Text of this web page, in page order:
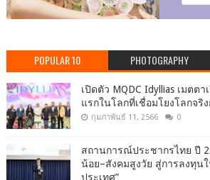
POPULAR 10 PHOTOGRAPHY
เปิดตัว MQDC Idyllias เมตตา
แรกในโลกที่เชื่อมโยงโลกจริ
กุมภาพันธ์ 11, 2566 0
สถานการณ์ประชากรไทย ปี
น้อย–สังคมสูงวัย สู่การลงทุนใ
ประเทศ”